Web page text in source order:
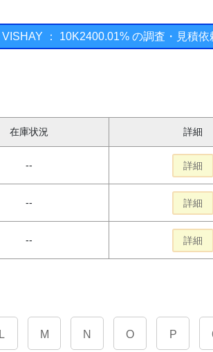
VISHAY ： 10K2400.01% の調査・見積依
在庫状況 詳細
-- 詳細
-- 詳細
-- 詳細
L M N O P